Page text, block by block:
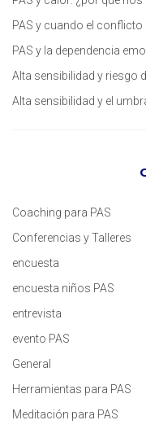
PAS y cuando el
PAS y la dependencia
Alta sensibilidad y riesgo
Alta sensibilidad y el
Coaching para PAS
Conferencias y Talleres
encuesta
encuesta niños PAS
entrevista
evento PAS
General
Herramientas para PAS
Meditación para PAS